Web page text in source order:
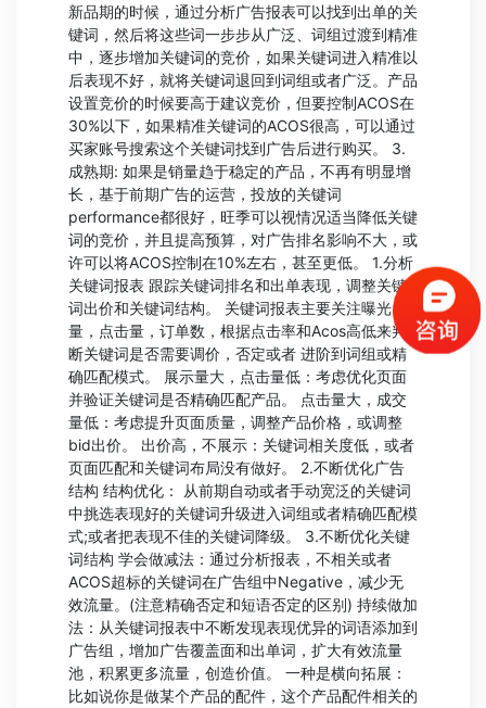
新品期的时候，通过分析广告报表可以找到出单的关
键词，然后将这些词一步步从广泛、词组过渡到精准
中，逐步增加关键词的竞价，如果关键词进入精准以
后表现不好，就将关键词退回到词组或者广泛。产品
设置竞价的时候要高于建议竞价，但要控制ACOS在
30%以下，如果精准关键词的ACOS很高，可以通过
买家账号搜索这个关键词找到广告后进行购买。 3.
成熟期: 如果是销量趋于稳定的产品，不再有明显增
长，基于前期广告的运营，投放的关键词
performance都很好，旺季可以视情况适当降低关键
词的竞价，并且提高预算，对广告排名影响不大，或
许可以将ACOS控制在10%左右，甚至更低。 1.分析
关键词报表 跟踪关键词排名和出单表现，调整关键
词出价和关键词结构。 关键词报表主要关注曝光
量，点击量，订单数，根据点击率和Acos高低来判
断关键词是否需要调价，否定或者 进阶到词组或精
确匹配模式。 展示量大，点击量低：考虑优化页面
并验证关键词是否精确匹配产品。 点击量大，成交
量低：考虑提升页面质量，调整产品价格，或调整
bid出价。 出价高，不展示：关键词相关度低，或者
页面匹配和关键词布局没有做好。 2.不断优化广告
结构 结构优化： 从前期自动或者手动宽泛的关键词
中挑选表现好的关键词升级进入词组或者精确匹配模
式;或者把表现不佳的关键词降级。 3.不断优化关键
词结构 学会做减法：通过分析报表，不相关或者
ACOS超标的关键词在广告组中Negative，减少无
效流量。(注意精确否定和短语否定的区别) 持续做加
法：从关键词报表中不断发现表现优异的词语添加到
广告组，增加广告覆盖面和出单词，扩大有效流量
池，积累更多流量，创造价值。 一种是横向拓展：
比如说你是做某个产品的配件，这个产品配件相关的